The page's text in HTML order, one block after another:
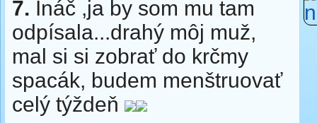
7. Ináč ,ja by som mu tam
odpísala...drahý môj muž,
mal si si zobrať do krčmy
spacák, budem menštruovať
celý týždeň